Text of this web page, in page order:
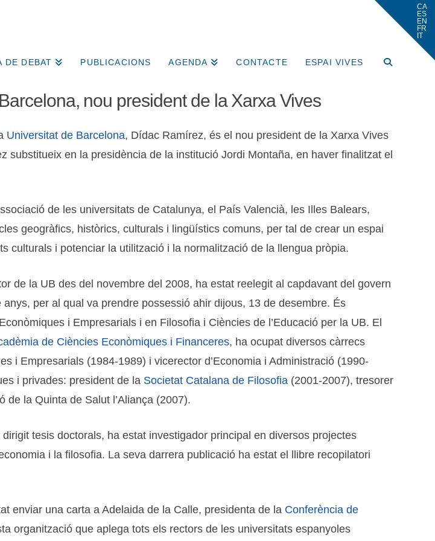
DE DEBAT PUBLICACIONS AGENDA CONTACTE ESPAI VIVES
nou president de la Xarxa Vives
Universitat de Barcelona, Dídac Ramírez, és el nou president de la Xarxa Vives
substitueix en la presidència de la institució Jordi Montaña, en haver finalitzat el
de les universitats de Catalunya, el País Valencià, les Illes Balears,
geogràfics, històrics, culturals i lingüístics comuns, per tal de crear un espai
culturals i potenciar la utilització i la normalització de la llengua pròpia.
de la UB des del novembre del 2008, ha estat reelegit al capdavant del govern
per al qual va prendre possessió ahir dijous, 13 de desembre. És
i Empresarials i en Filosofia i Ciències de l’Educació per la UB. El
de Ciències Econòmiques i Financeres, ha ocupat diversos càrrecs
i Empresarials (1984-1989) i vicerector d’Economia i Administració (1990-
i privades: president de la Societat Catalana de Filosofia (2001-2007), tresorer
de la Quinta de Salut l’Aliança (2007).
tesis doctorals, ha estat investigador principal en diversos projectes
i la filosofia. La seva darrera publicació ha estat el llibre recopilatori
enviar una carta a Adelaida de la Calle, presidenta de la Conferència de
organització que aplega tots els rectors de les universitats espanyoles